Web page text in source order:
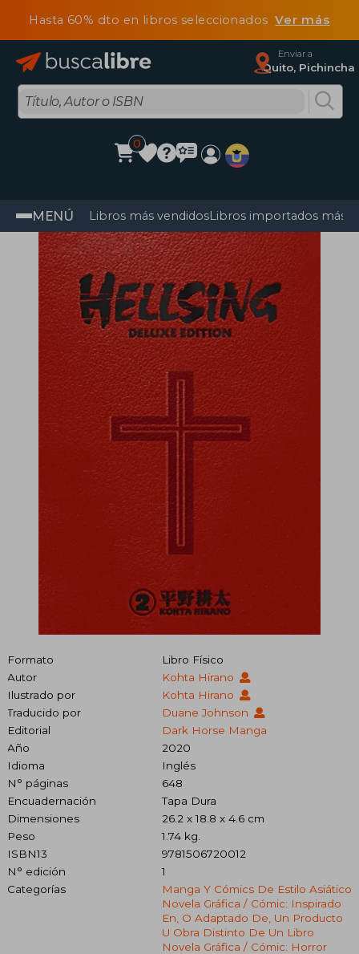
Hasta 60% dto en libros seleccionadosVer más
Enviar a
Quito, Pichincha
0
MENÚ Libros más vendidosLibros importados más
Formato
Libro Físico
Autor
Kohta Hirano
Ilustrado por
Kohta Hirano
Traducido por
Duane Johnson
Editorial
Dark Horse Manga
Año
2020
Idioma
Inglés
N° páginas
648
Encuadernación
Tapa Dura
Dimensiones
26.2 x 18.8 x 4.6 cm
Peso
1.74 kg.
ISBN13
9781506720012
N° edición
1
Categorías
Manga Y Cómics De Estilo Asiático
Novela Gráfica / Cómic: Inspirado
En, O Adaptado De, Un Producto
U Obra Distinto De Un Libro
Novela Gráfica / Cómic: Horror